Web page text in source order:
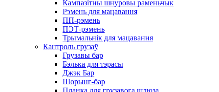
Кампазітны шнуровы раменьчык
Рэмень для мацавання
ПП-рэмень
ПЭТ-рэмень
Трымальнік для мацавання
Кантроль грузаў
Грузавы бар
Бэлька для тэрасы
Джэк Бар
Шорынг-бар
Планка для грузавога шлюза